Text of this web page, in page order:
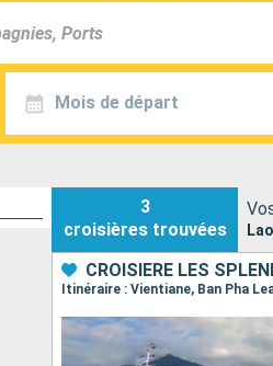
Mois de départ
3
croisières trouvées
CROISIÈRE LES
Itinéraire : Vientiane, Ban Pha